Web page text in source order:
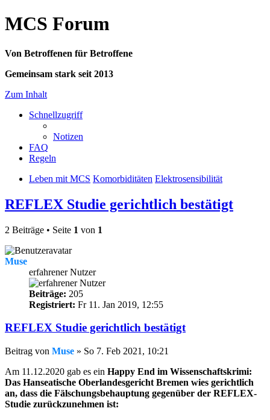
MCS Forum
Von Betroffenen für Betroffene
Gemeinsam stark seit 2013
Zum Inhalt
Schnellzugriff
Notizen
FAQ
Regeln
Leben mit MCS Komorbiditäten Elektrosensibilität
REFLEX Studie gerichtlich bestätigt
2 Beiträge • Seite 1 von 1
Muse
erfahrener Nutzer
Beiträge: 205
Registriert: Fr 11. Jan 2019, 12:55
REFLEX Studie gerichtlich bestätigt
Beitrag von Muse » So 7. Feb 2021, 10:21
Am 11.12.2020 gab es ein Happy End im Wissenschaftskrimi:
Das Hanseatische Oberlandesgericht Bremen wies gerichtlich
an, dass die Fälschungsbehauptung gegenüber der REFLEX-
Studie zurückzunehmen ist: